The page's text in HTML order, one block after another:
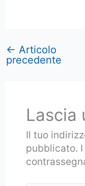
← Articolo
precedente
Lascia
Il tuo
pubblicato.